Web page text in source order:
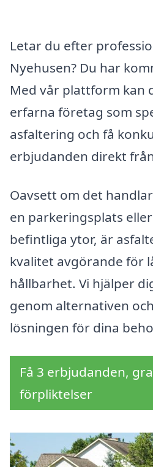
Letar du efter
Nyehusen? Du har
Med vår plattform kan
erfarna företag som
asfaltering och få
erbjudanden direkt
Oavsett om det
en parkeringsplats
befintliga ytor, är
kvalitet avgörande för
hållbarhet. Vi hjälper
genom alternativen
lösningen för dina
Få 3 erbjudanden,
förpliktelser